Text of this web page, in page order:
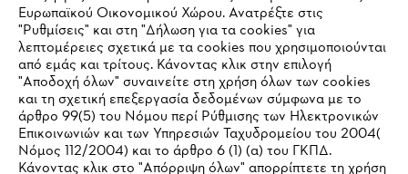
STIHL Συχνές ερωτήσεις
Service
IHR BROWSER WIRD NICHT
Ευρωπαϊκού Οικονομικού Χώρου. Ανατρέξτε στις
"Ρυθμίσεις" και στη "Δήλωση για τα cookies" για
λεπτομέρειες σχετικά με τα cookies που χρησιμοποιούνται
από εμάς και τρίτους. Κάνοντας κλικ στην επιλογή
"Αποδοχή όλων" συναινείτε στη χρήση όλων των cookies
και τη σχετική επεξεργασία δεδομένων σύμφωνα με το
άρθρο 99(5) του Νόμου περί Ρύθμισης των Ηλεκτρονικών
Επικοινωνιών και των Υπηρεσιών Ταχυδρομείου του 2004(
Νόμος 112/2004) και το άρθρο 6 (1) (α) του ΓΚΠΔ.
Κάνοντας κλικ στο "Απόρριψη όλων" απορρίπτετε τη χρήση